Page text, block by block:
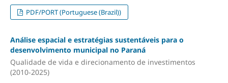
PDF/PORT (Portuguese (Brazil))
Análise espacial e estratégias sustentáveis para o
desenvolvimento municipal no Paraná
Qualidade de vida e direcionamento de investimentos
(2010-2025)